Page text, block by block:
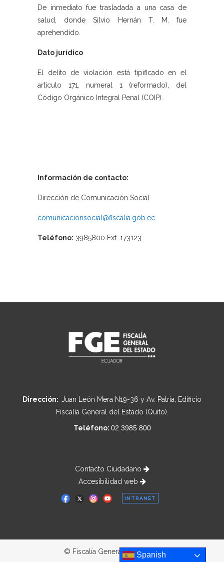
De inmediato fue trasladada a una casa de
salud, donde Silvio Hernán T. M. fue
aprehendido.
Dato jurídico
El delito de violación está tipificado en el
artículo 171, numeral 1 (reformado), del
Código Orgánico Integral Penal (COIP).
Información de contacto:
Dirección de Comunicación Social
comunicacionsocial@fiscalia.gob.ec
Teléfono: 3985800 Ext. 173123
Dirección: Juan León Mera N19-36 y Av. Patria, Edificio
Fiscalía General del Estado (Quito).
Teléfono: 02 3985 800
Contacto Ciudadano
Accesibilidad web
INTRANET
© Fiscalía General del Estado
Spanish